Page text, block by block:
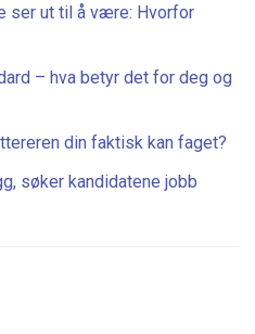
ser ut til å være: Hvorfor
– hva betyr det for deg og
din faktisk kan faget?
søker kandidatene jobb